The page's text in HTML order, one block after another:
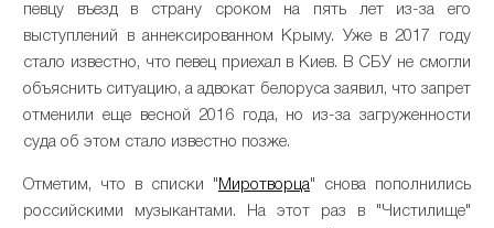
певцу въезд в страну сроком на пять лет из-за его
выступлений в аннексированном Крыму. Уже в 2017 году
стало известно, что певец приехал в Киев. В СБУ не смогли
объяснить ситуацию, а адвокат белоруса заявил, что запрет
отменили еще весной 2016 года, но из-за загруженности
суда об этом стало известно позже.
Отметим, что в списки " Миротворца" снова пополнились
российскими музыкантами. На этот раз в "Чистилище"